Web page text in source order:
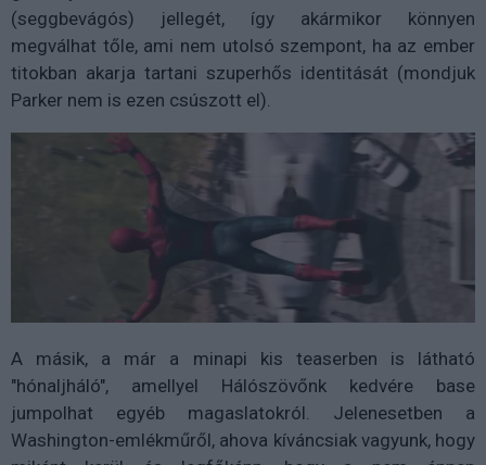
(seggbevágós) jellegét, így akármikor könnyen
megválhat tőle, ami nem utolsó szempont, ha az ember
titokban akarja tartani szuperhős identitását (mondjuk
Parker nem is ezen csúszott el).
A másik, a már a minapi kis teaserben is látható
"hónaljháló", amellyel Hálószövőnk kedvére base
jumpolhat egyéb magaslatokról. Jelenesetben a
Washington-emlékműről, ahova kíváncsiak vagyunk, hogy